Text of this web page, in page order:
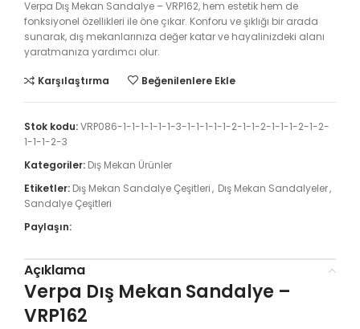
Verpa Dış Mekan Sandalye – VRP162, hem estetik hem de
fonksiyonel özellikleri ile öne çıkar. Konforu ve şıklığı bir arada
sunarak, dış mekanlarınıza değer katar ve hayalinizdeki alanı
yaratmanıza yardımcı olur.
Karşılaştırma Beğenilenlere Ekle
Stok kodu:VRP086-1-1-1-1-1-1-3-1-1-1-1-1-2-1-1-2-1-1-1-2-1-2-
1-1-1-2-3
Kategoriler: Dış Mekan Ürünler
Etiketler: Dış Mekan Sandalye Çeşitleri, Dış Mekan Sandalyeler,
Sandalye Çeşitleri
Paylaşın:
Açıklama
Verpa Dış Mekan Sandalye –
VRP162